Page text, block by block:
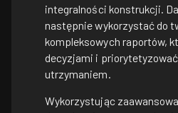
integralności konstrukcji.
następnie wykorzystać do
kompleksowych raportów,
decyzjami i
utrzymaniem.
Wykorzystując